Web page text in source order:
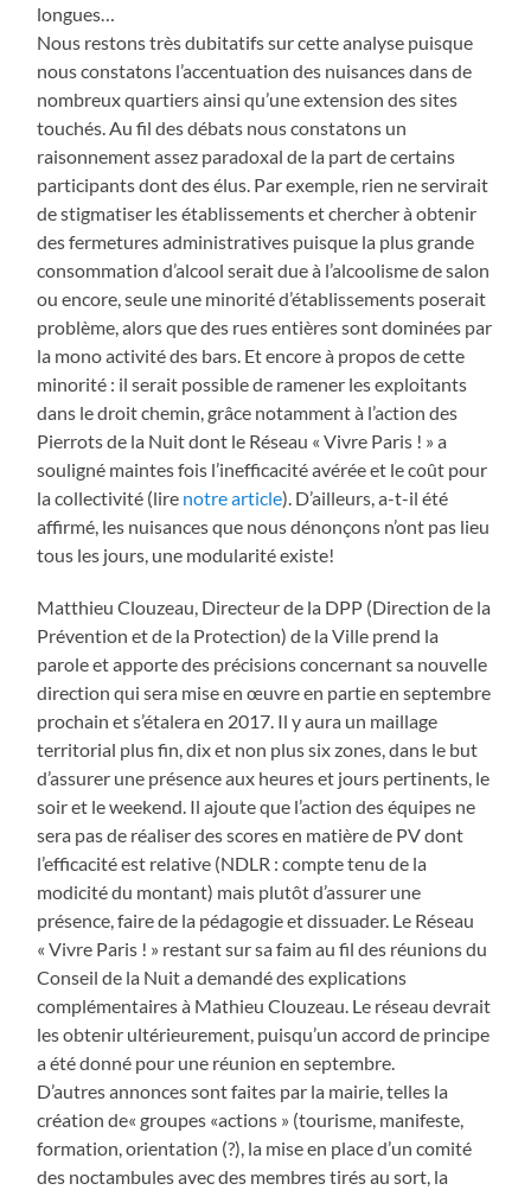
longues…
Nous restons très dubitatifs sur cette analyse puisque
nous constatons l’accentuation des nuisances dans de
nombreux quartiers ainsi qu’une extension des sites
touchés. Au fil des débats nous constatons un
raisonnement assez paradoxal de la part de certains
participants dont des élus. Par exemple, rien ne servirait
de stigmatiser les établissements et chercher à obtenir
des fermetures administratives puisque la plus grande
consommation d’alcool serait due à l’alcoolisme de salon
ou encore, seule une minorité d’établissements poserait
problème, alors que des rues entières sont dominées par
la mono activité des bars. Et encore à propos de cette
minorité : il serait possible de ramener les exploitants
dans le droit chemin, grâce notamment à l’action des
Pierrots de la Nuit dont le Réseau « Vivre Paris ! » a
souligné maintes fois l’inefficacité avérée et le coût pour
la collectivité (lire notre article). D’ailleurs, a-t-il été
affirmé, les nuisances que nous dénonçons n’ont pas lieu
tous les jours, une modularité existe!
Matthieu Clouzeau, Directeur de la DPP (Direction de la
Prévention et de la Protection) de la Ville prend la
parole et apporte des précisions concernant sa nouvelle
direction qui sera mise en œuvre en partie en septembre
prochain et s’étalera en 2017. Il y aura un maillage
territorial plus fin, dix et non plus six zones, dans le but
d’assurer une présence aux heures et jours pertinents, le
soir et le weekend. Il ajoute que l’action des équipes ne
sera pas de réaliser des scores en matière de PV dont
l’efficacité est relative (NDLR : compte tenu de la
modicité du montant) mais plutôt d’assurer une
présence, faire de la pédagogie et dissuader. Le Réseau
« Vivre Paris ! » restant sur sa faim au fil des réunions du
Conseil de la Nuit a demandé des explications
complémentaires à Mathieu Clouzeau. Le réseau devrait
les obtenir ultérieurement, puisqu’un accord de principe
a été donné pour une réunion en septembre.
D’autres annonces sont faites par la mairie, telles la
création de« groupes «actions » (tourisme, manifeste,
formation, orientation (?), la mise en place d’un comité
des noctambules avec des membres tirés au sort, la